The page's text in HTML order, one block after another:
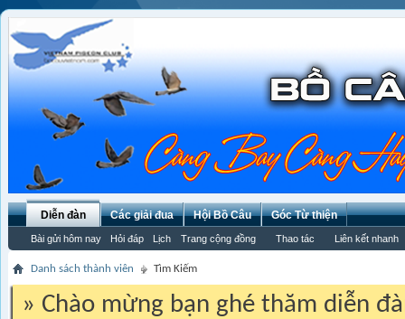
Diễn đàn
Bài gửi hôm nay Hỏi đáp Lịch Trang cộng đồng Thao tác Liên kết nhanh
Các giải đua Hội Bồ Câu Góc Từ thiện
Danh sách thành viên Tìm Kiếm
» Chào mừng bạn ghé thăm diễn